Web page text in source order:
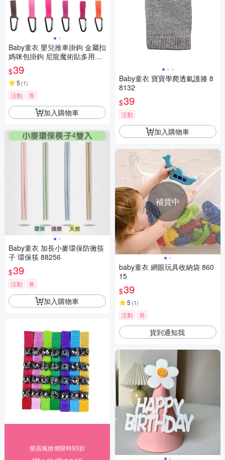
Baby童衣 嬰兒推車掛鉤 金屬扣
媽咪包掛鉤 尼龍魔術貼多用途
掛鉤 11723
$39
5 (1)
活動 券
加入購物車
Baby童衣 加長小麥環保防黴筷
子 環保筷 88256
$39
活動 券
加入購物車
樂器瘋搶價限時93折
Baby童衣 寶寶學爬透氣護膝 8
8132
$39
活動
加入購物車
補貨中
baby童衣 網眼玩具收納袋 860
15
$39
5 (1)
活動 券
貨到通知我